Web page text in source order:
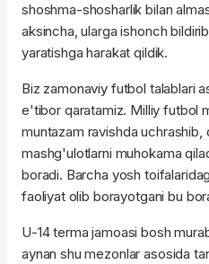
shoshma-shosharlik bilan
aksincha, ularga ishonch
yaratishga harakat qildik.
Biz zamonaviy futbol talablari
e'tibor qaratamiz. Milliy futbol
muntazam ravishda uchrashib,
mashg'ulotlarni muhokama
boradi. Barcha yosh
faoliyat olib borayotgani bu
U-14 terma jamoasi bosh
aynan shu mezonlar asosida